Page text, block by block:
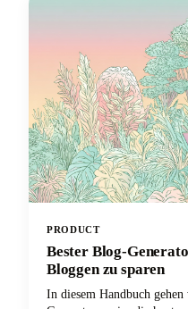
PRODUCT
Bester Blog-
Bloggen zu sparen
In diesem Handbuch